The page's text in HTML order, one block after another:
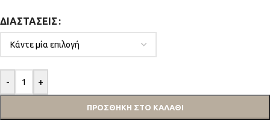
ΔΙΑΣΤΆΣΕΙΣ
- +
ΠΡΟΣΘΉΚΗ ΣΤΟ ΚΑΛΆΘΙ